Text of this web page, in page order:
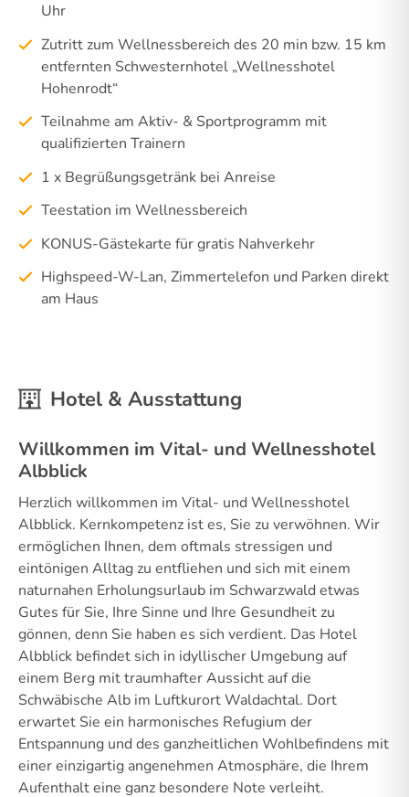
Uhr
Zutritt zum Wellnessbereich des 20 min bzw. 15 km
entfernten Schwesternhotel „Wellnesshotel
Hohenrodt“
Teilnahme am Aktiv- & Sportprogramm mit
qualifizierten Trainern
1 x Begrüßungsgetränk bei Anreise
Teestation im Wellnessbereich
KONUS-Gästekarte für gratis Nahverkehr
Highspeed-W-Lan, Zimmertelefon und Parken direkt
am Haus
Hotel & Ausstattung
Willkommen im Vital- und Wellnesshotel
Albblick
Herzlich willkommen im Vital- und Wellnesshotel
Albblick. Kernkompetenz ist es, Sie zu verwöhnen. Wir
ermöglichen Ihnen, dem oftmals stressigen und
eintönigen Alltag zu entfliehen und sich mit einem
naturnahen Erholungsurlaub im Schwarzwald etwas
Gutes für Sie, Ihre Sinne und Ihre Gesundheit zu
gönnen, denn Sie haben es sich verdient. Das Hotel
Albblick befindet sich in idyllischer Umgebung auf
einem Berg mit traumhafter Aussicht auf die
Schwäbische Alb im Luftkurort Waldachtal. Dort
erwartet Sie ein harmonisches Refugium der
Entspannung und des ganzheitlichen Wohlbefindens mit
einer einzigartig angenehmen Atmosphäre, die Ihrem
Aufenthalt eine ganz besondere Note verleiht.